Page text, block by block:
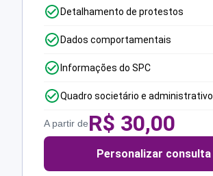
Detalhamento de protestos
Dados comportamentais
Informações do SPC
Quadro societário e administrativo
A partir deR$ 30,00
Personalizar consulta